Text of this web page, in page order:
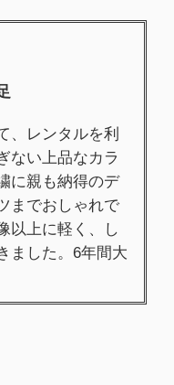
、レンタルを利
ない上品なカラ
に親も納得のデ
までおしゃれで
以上に軽く、し
ました。6年間大